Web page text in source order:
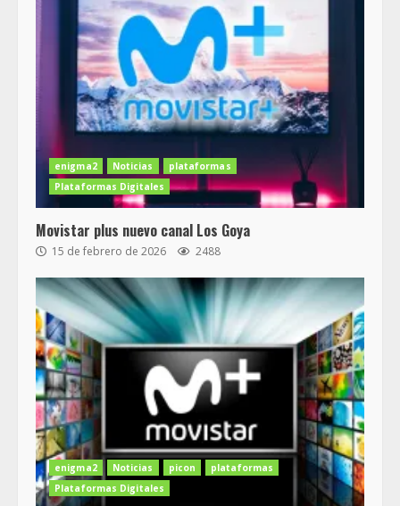
enigma2 Noticias
plataformas
Plataformas Digitales
Movistar plus nuevo canal Los Goya
15 de febrero de 2026 2488
enigma2 Noticias picon
plataformas
Plataformas Digitales